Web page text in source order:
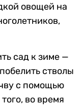
овощей на
сад к зиме —
стволы
с помощью
во время